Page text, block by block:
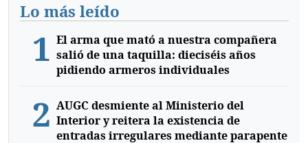
Lo más leído
1 El arma que mató a nuestra compañera
salió de una taquilla: dieciséis años
pidiendo armeros individuales
2 AUGC desmiente al Ministerio del
Interior y reitera la existencia de
entradas irregulares mediante parapente